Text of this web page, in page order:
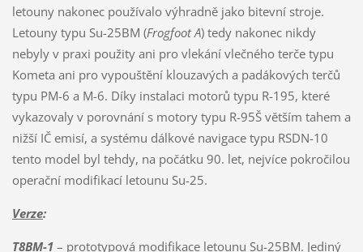
letouny nakonec používalo výhradně jako bitevní stroje.
Letouny typu Su-25BM (Frogfoot A) tedy nakonec nikdy
nebyly v praxi použity ani pro vlekání vlečného terče typu
Kometa ani pro vypouštění klouzavých a padákových terčů
typu PM-6 a M-6. Díky instalaci motorů typu R-195, které
vykazovaly v porovnání s motory typu R-95Š větším tahem a
nižší IČ emisí, a systému dálkové navigace typu RSDN-10
tento model byl tehdy, na počátku 90. let, nejvíce pokročilou
operační modifikací letounu Su-25.
Verze:
T8BM-1– prototypová modifikace letounu Su-25BM. Jediný